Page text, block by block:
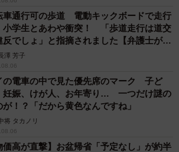
車通行可の歩道 電動キックボードで走行
小学生とあわや衝突！ 「歩道走行は道交
反でしょ」と指摘されました【弁護士が解
澤 芳子
の電車の中で見た優先席のマーク 子ど
妊娠、けが人、お年寄り… 一つだけ謎の
が！？「だから黄色なんですね」
将 タカノリ
価高が直撃】お盆帰省「予定なし」が約半